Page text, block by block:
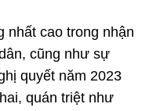
nhất cao trong nhận
cũng như sự
quyết năm 2023
quán triệt như